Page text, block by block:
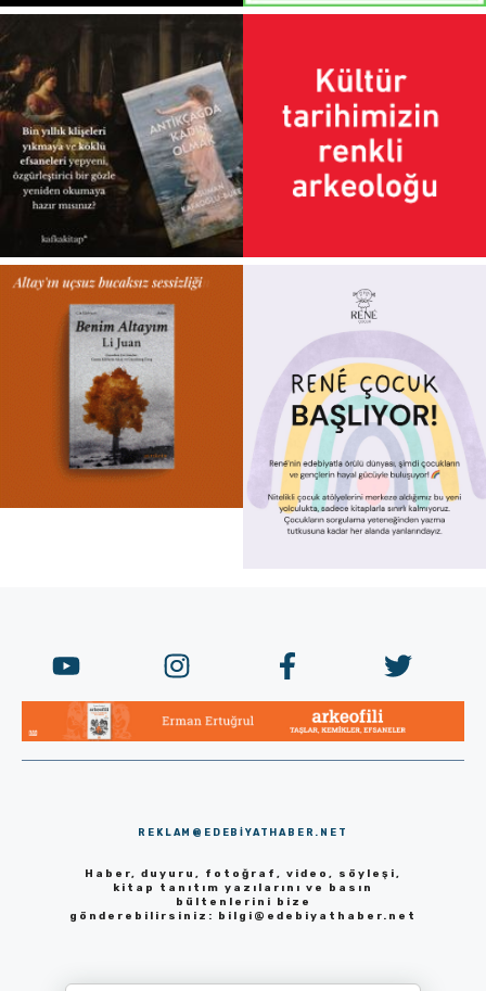
REKLAM@EDEBIYATHABER.NET
Haber, duyuru, fotoğraf, video, söyleşi,
kitap tanıtım yazılarını ve basın
bültenlerini bize
gönderebilirsiniz: bilgi@edebiyathaber.net